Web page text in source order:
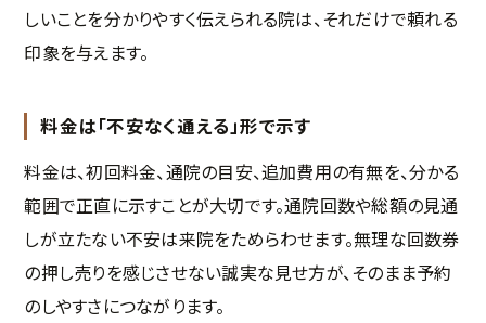
しいことを分かりやすく伝えられる院は、それだけで頼れる
印象を与えます。
料金は「不安なく通える」形で示す
料金は、初回料金、通院の目安、追加費用の有無を、分かる
範囲で正直に示すことが大切です。通院回数や総額の見通
しが立たない不安は来院をためらわせます。無理な回数券
の押し売りを感じさせない誠実な見せ方が、そのまま予約
のしやすさにつながります。